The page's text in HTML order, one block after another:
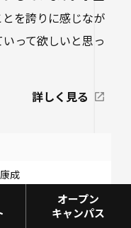
を誇りに感じなが
って欲しいと思っ
詳しく見る
成
オープン
キャンパス